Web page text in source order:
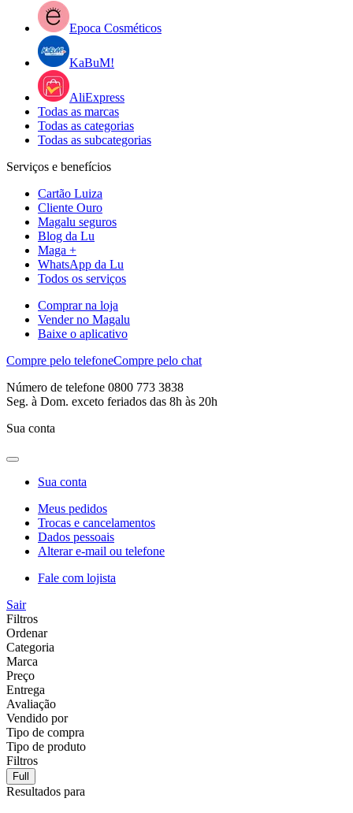
Epoca Cosméticos
KaBuM!
AliExpress
Todas as marcas
Todas as categorias
Todas as subcategorias
Serviços e benefícios
Cartão Luiza
Cliente Ouro
Magalu seguros
Blog da Lu
Maga +
WhatsApp da Lu
Todos os serviços
Comprar na loja
Vender no Magalu
Baixe o aplicativo
Compre pelo telefoneCompre pelo chat
Número de telefone 0800 773 3838
Seg. à Dom. exceto feriados das 8h às 20h
Sua conta
Sua conta
Meus pedidos
Trocas e cancelamentos
Dados pessoais
Alterar e-mail ou telefone
Fale com lojista
Sair
Filtros
Ordenar
Categoria
Marca
Preço
Entrega
Avaliação
Vendido por
Tipo de compra
Tipo de produto
Filtros
Full
Resultados para